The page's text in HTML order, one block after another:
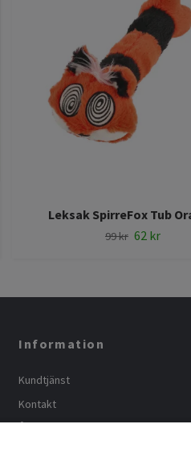
Leksak SpirreFox Tub
99 kr 62 kr
Information
Kundtjänst
Kontakt